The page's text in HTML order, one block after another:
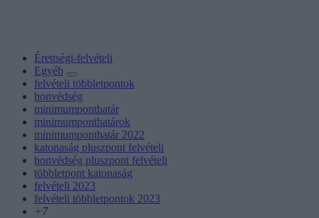
Érettségi-felvételi
Egyéb
felvételi többletpontok
honvédség
minimumponthatár
minimumponthatárok
minimumponthatár 2022
katonaság pluszpont felvételi
honvédség pluszpont felvételi
többletpont katonaság
felvételi 2023
felvételi többletpontok 2023
+7